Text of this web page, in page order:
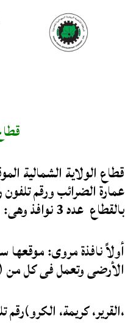
قطاع الولاية الشمالية
بالقطاع عدد 3 نوافذ وهى:
أولاً نافذة مروى:
الأرضى وتعمل فى كل من
،القرير، كريمة، الكرو)رقم تلفون